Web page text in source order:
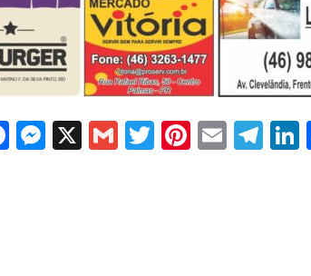
Facebook
Messenger
X GmailTwitterEmail